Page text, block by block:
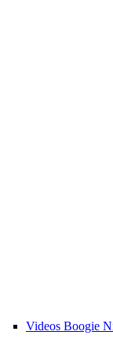
Videos Boogie